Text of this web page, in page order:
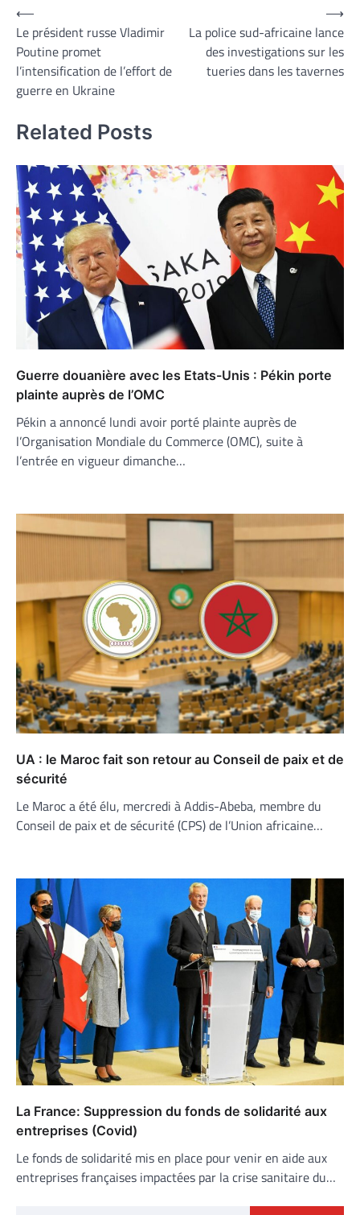
Navigation
de
l’article
⟵
Le président russe Vladimir
Poutine promet
l’intensification de l’effort de
guerre en Ukraine
La police sud-africaine lance
des investigations sur les
tueries dans les tavernes
⟶
Related Posts
Guerre douanière avec les Etats-Unis : Pékin porte
plainte auprès de l’OMC
Pékin a annoncé lundi avoir porté plainte auprès de
l’Organisation Mondiale du Commerce (OMC), suite à
l’entrée en vigueur dimanche…
UA : le Maroc fait son retour au Conseil de paix et de
sécurité
Le Maroc a été élu, mercredi à Addis-Abeba, membre du
Conseil de paix et de sécurité (CPS) de l’Union africaine…
La France: Suppression du fonds de solidarité aux
entreprises (Covid)
Le fonds de solidarité mis en place pour venir en aide aux
entreprises françaises impactées par la crise sanitaire du…